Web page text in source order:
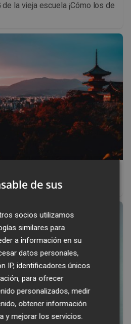
la vieja escuela ¡Cómo los de
destino para 2026
de sus
socios utilizamos
similares para
a información en su
datos personales,
IP, identificadores únicos
para ofrecer
personalizados, medir
obtener información
y mejorar los servicios.